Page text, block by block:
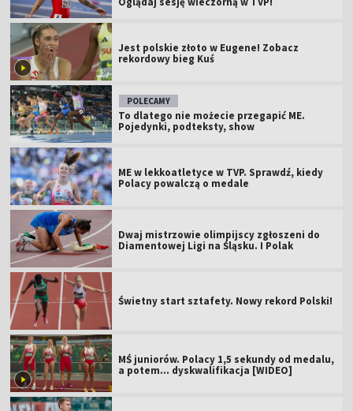
Jest polskie złoto w Eugene! Zobacz
rekordowy bieg Kuś
POLECAMY
To dlatego nie możecie przegapić ME.
Pojedynki, podteksty, show
ME w lekkoatletyce w TVP. Sprawdź, kiedy
Polacy powalczą o medale
Dwaj mistrzowie olimpijscy zgłoszeni do
Diamentowej Ligi na Śląsku. I Polak
Świetny start sztafety. Nowy rekord Polski!
MŚ juniorów. Polacy 1,5 sekundy od medalu,
a potem... dyskwalifikacja [WIDEO]